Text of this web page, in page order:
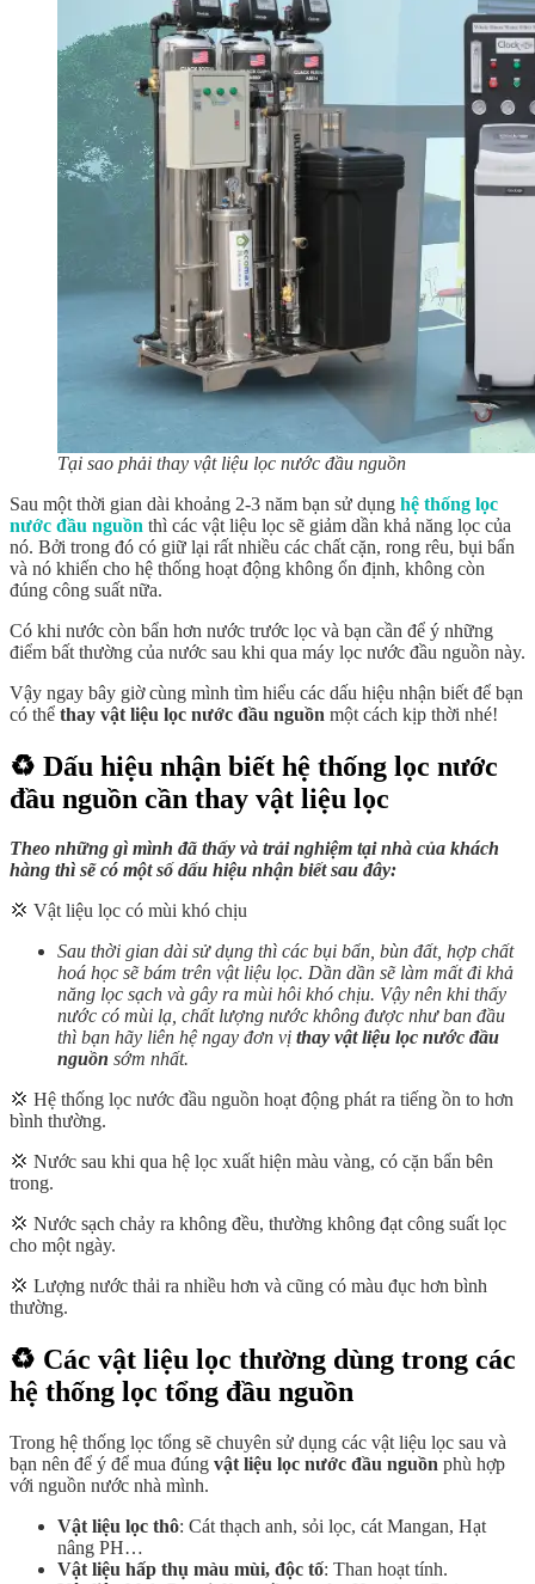
Tại sao phải thay vật liệu lọc nước đầu nguồn
Sau một thời gian dài khoảng 2-3 năm bạn sử dụng hệ thống lọc
nước đầu nguồn thì các vật liệu lọc sẽ giảm dần khả năng lọc của
nó. Bởi trong đó có giữ lại rất nhiều các chất cặn, rong rêu, bụi bẩn
và nó khiến cho hệ thống hoạt động không ổn định, không còn
đúng công suất nữa.
Có khi nước còn bẩn hơn nước trước lọc và bạn cần để ý những
điểm bất thường của nước sau khi qua máy lọc nước đầu nguồn này.
Vậy ngay bây giờ cùng mình tìm hiểu các dấu hiệu nhận biết để bạn
có thể thay vật liệu lọc nước đầu nguồn một cách kịp thời nhé!
♻️ Dấu hiệu nhận biết hệ thống lọc nước
đầu nguồn cần thay vật liệu lọc
Theo những gì mình đã thấy và trải nghiệm tại nhà của khách
hàng thì sẽ có một số dấu hiệu nhận biết sau đây:
💢 Vật liệu lọc có mùi khó chịu
Sau thời gian dài sử dụng thì các bụi bẩn, bùn đất, hợp chất
hoá học sẽ bám trên vật liệu lọc. Dần dần sẽ làm mất đi khả
năng lọc sạch và gây ra mùi hôi khó chịu. Vậy nên khi thấy
nước có mùi lạ, chất lượng nước không được như ban đầu
thì bạn hãy liên hệ ngay đơn vị thay vật liệu lọc nước đầu
nguồn sớm nhất.
💢 Hệ thống lọc nước đầu nguồn hoạt động phát ra tiếng ồn to hơn
bình thường.
💢 Nước sau khi qua hệ lọc xuất hiện màu vàng, có cặn bẩn bên
trong.
💢 Nước sạch chảy ra không đều, thường không đạt công suất lọc
cho một ngày.
💢 Lượng nước thải ra nhiều hơn và cũng có màu đục hơn bình
thường.
♻️ Các vật liệu lọc thường dùng trong các
hệ thống lọc tổng đầu nguồn
Trong hệ thống lọc tổng sẽ chuyên sử dụng các vật liệu lọc sau và
bạn nên để ý để mua đúng vật liệu lọc nước đầu nguồn phù hợp
với nguồn nước nhà mình.
Vật liệu lọc thô: Cát thạch anh, sỏi lọc, cát Mangan, Hạt
nâng PH…
Vật liệu hấp thụ màu mùi, độc tố: Than hoạt tính.